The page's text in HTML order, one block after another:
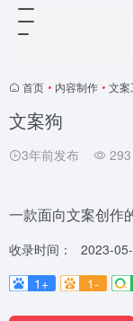
首页 • 内容制作 • 文案
文案狗
3年前发布 293
一款面向文案创作
收录时间：
2023-
1+
1-